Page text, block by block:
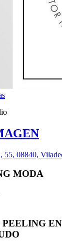
55, 08840,
MODA
PEELING